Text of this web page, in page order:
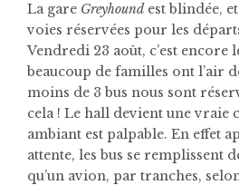
La gare Greyhoundest blindée,
voies réservées pour les
Vendredi 23 août, c’est encore
beaucoup de familles ont l’air
moins de 3 bus nous sont
cela ! Le hall devient une vraie
ambiant est palpable. En effet
attente, les bus se remplissent
qu’un avion, par tranches,